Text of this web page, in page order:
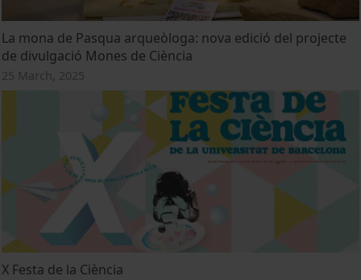
La mona de Pasqua arqueòloga: nova edició del projecte
de divulgació Mones de Ciència
25 March, 2025
X Festa de la Ciència